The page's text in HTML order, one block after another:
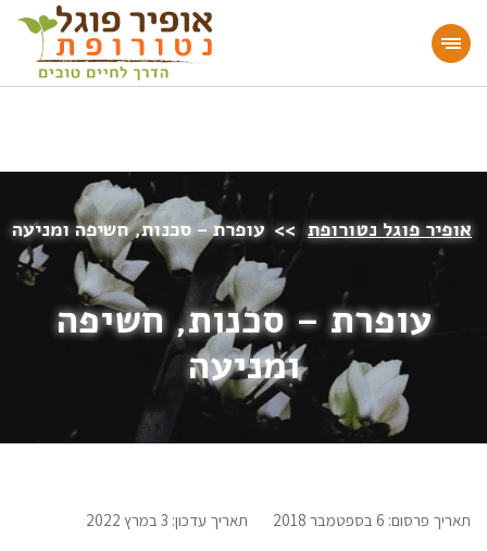
מעוניינים להעמיק או להתחיל דרך חיים בריאה?
הצטרפו לאתר!
אופיר פוגל נטורופת >> עופרת – סכנות, חשיפה ומניעה
עופרת – סכנות, חשיפה
ומניעה
תאריך פרסום: 6 בספטמבר 2018 תאריך עדכון: 3 במרץ 2022